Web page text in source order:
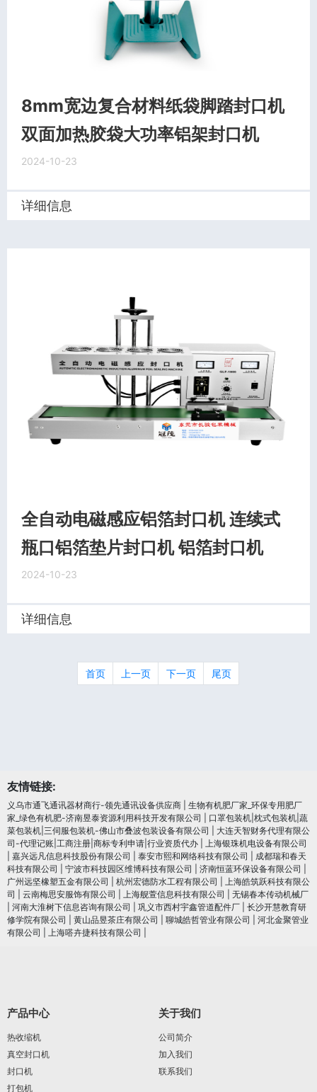
8mm宽边复合材料纸袋脚踏封口机
双面加热胶袋大功率铝架封口机
2024-10-23
详细信息
全自动电磁感应铝箔封口机 连续式
瓶口铝箔垫片封口机 铝箔封口机
2024-10-23
详细信息
首页 上一页 下一页 尾页
友情链接:
义乌市通飞通讯器材商行-领先通讯设备供应商
生物有机肥厂家_环保专用肥厂
家_绿色有机肥-济南昱泰资源利用科技开发有限公司
口罩包装机|枕式包装机|蔬
菜包装机|三伺服包装机-佛山市叠波包装设备有限公司
大连天智财务代理有限公
司-代理记账|工商注册|商标专利申请|行业资质代办
上海银珠机电设备有限公司
嘉兴远凡信息科技股份有限公司 泰安市熙和网络科技有限公司
成都瑞和春天
科技有限公司
宁波市科技园区维博科技有限公司 济南恒蓝环保设备有限公司
广州远坚橡塑五金有限公司
杭州宏德防水工程有限公司
上海皓筑跃科技有限公
司
云南梅思安服饰有限公司 上海舰萱信息科技有限公司
无锡春本传动机械厂
河南大淮树下信息咨询有限公司 巩义市西村宇鑫管道配件厂
长沙开慧教育研
修学院有限公司
黄山品昱茶庄有限公司 聊城皓哲管业有限公司
河北金聚管业
有限公司
上海嗒卉捷科技有限公司
产品中心
热收缩机
真空封口机
封口机
打包机
关于我们
公司简介
加入我们
联系我们